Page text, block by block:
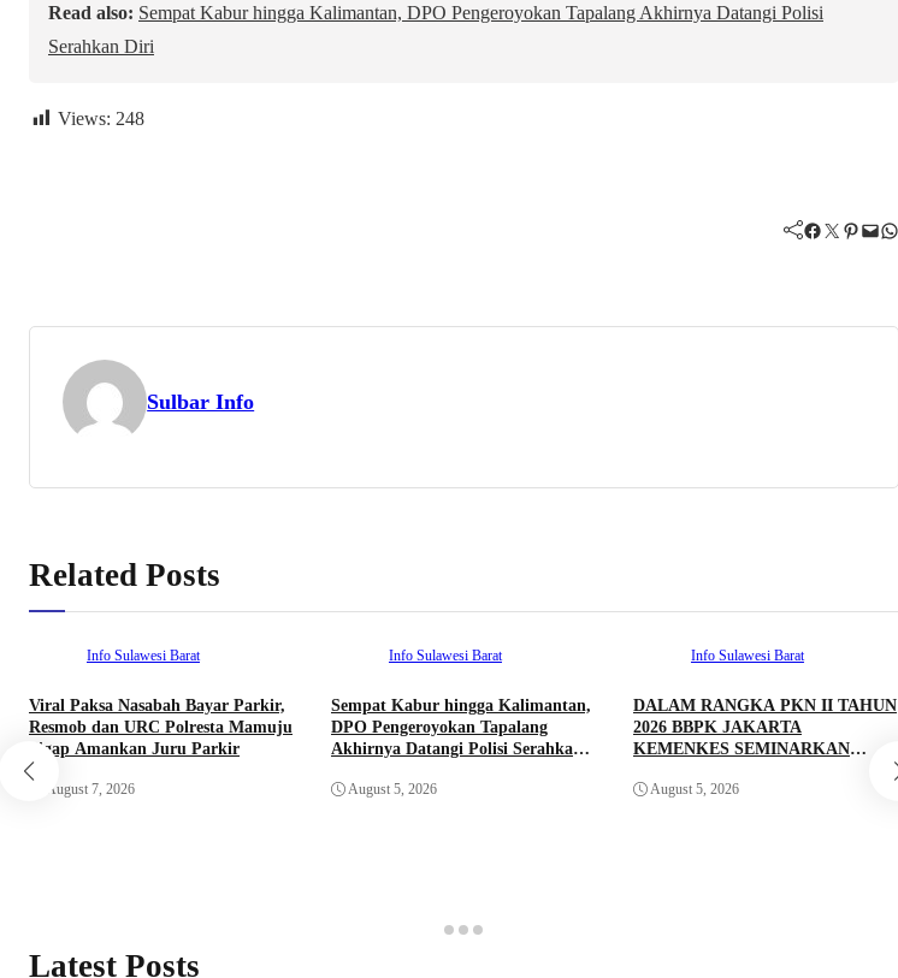
Read also: Sempat Kabur hingga Kalimantan, DPO Pengeroyokan Tapalang Akhirnya Datangi Polisi
Serahkan Diri
Views: 248
Facebook Twitter Pinterest Mail WhatsApp
Sulbar Info
Related Posts
Info Sulawesi Barat
Viral Paksa Nasabah Bayar Parkir,
Resmob dan URC Polresta Mamuju
Sigap Amankan Juru Parkir
August 7, 2026
Info Sulawesi Barat
Sempat Kabur hingga Kalimantan,
DPO Pengeroyokan Tapalang
Akhirnya Datangi Polisi Serahkan
August 5, 2026
Info Sulawesi Barat
DALAM RANGKA PKN II TAHUN
2026 BBPK JAKARTA
KEMENKES SEMINARKAN
PROYEK PERUBAHAN KETUK
August 5, 2026
Latest Posts